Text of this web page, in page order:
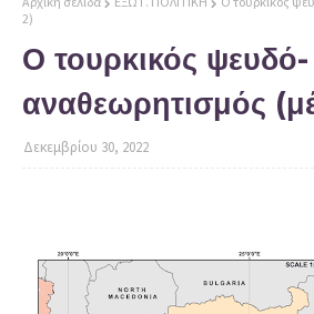
2)
Ο τουρκικός ψευδό-
αναθεωρητισμός
Δεκεμβρίου 30, 2022